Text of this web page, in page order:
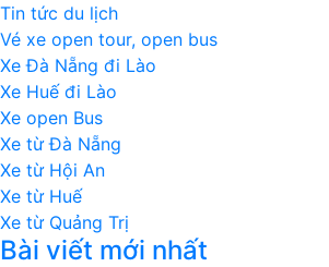
Tin tức du lịch
Vé xe open tour, open bus
Xe Đà Nẵng đi Lào
Xe Huế đi Lào
Xe open Bus
Xe từ Đà Nẵng
Xe từ Hội An
Xe từ Huế
Xe từ Quảng Trị
Bài viết mới nhất